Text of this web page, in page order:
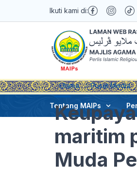
Ikuti kami di:
Tentang MAIPs
Utama Pusat Media
maritim
Muda